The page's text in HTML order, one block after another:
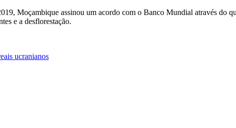
Moçambique assinou um acordo com o Banco Mundial através do
e a desflorestação.
ucranianos